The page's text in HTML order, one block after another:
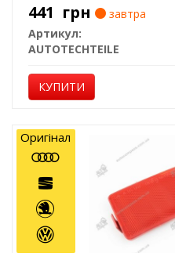
441 грн
завтра
Артикул:
AUTOTECHTEILE
КУПИТИ
Оригінал